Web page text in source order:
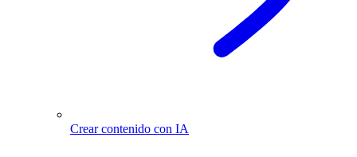
Crear contenido con IA